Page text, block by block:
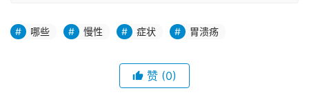
哪些 慢性 症状 胃溃疡
赞 (0)